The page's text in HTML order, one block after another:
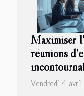
Maximiser
réunions
Vendredi 4